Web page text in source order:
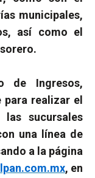
municipales,
así como el
de Ingresos,
realizar el
sucursales
una línea de
a la página
, en